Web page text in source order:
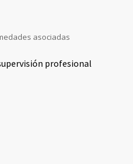
asociadas
profesional